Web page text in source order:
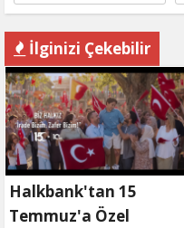
İlginizi Çekebilir
Halkbank'tan 15
Temmuz'a Özel